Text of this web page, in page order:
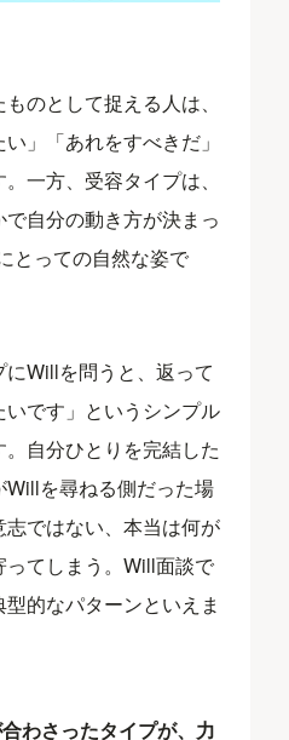
のとして捉える人は、
」「あれをすべきだ」
一方、受容タイプは、
自分の動き方が決まっ
とっての自然な姿で
Willを問うと、返って
いです」というシンプル
自分ひとりを完結した
Willを尋ねる側だった場
ではない、本当は何が
ってしまう。Will面談で
的なパターンといえま
わさったタイプが、力